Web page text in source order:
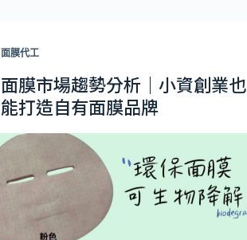
面膜代工
面膜市場趨勢分析｜小資創業也
能打造自有面膜品牌